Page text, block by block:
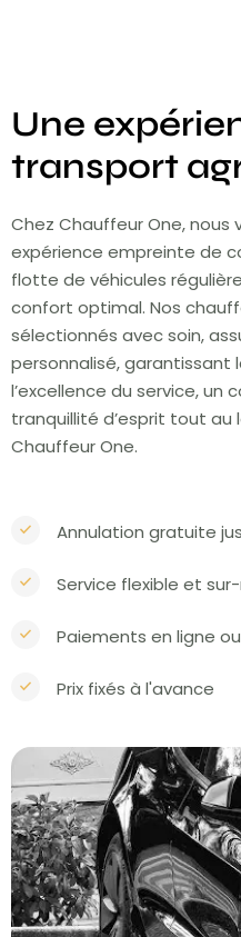
Une
transport
Chez Chauffeur One, nous
expérience empreinte de
flotte de véhicules
confort optimal. Nos
sélectionnés avec soin,
personnalisé,
l’excellence du service,
tranquillité d’esprit tout
Chauffeur One.
Annulation gratuite
Service flexible et
Paiements en ligne
Prix fixés à l'avance